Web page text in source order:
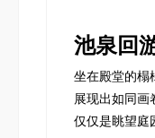
池泉回
坐在殿堂的榻
展现出如同画
仅仅是眺望庭